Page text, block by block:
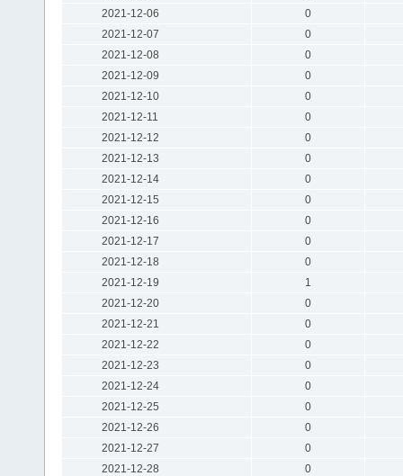
2021-12-06
0
2021-12-07
0
2021-12-08
0
2021-12-09
0
2021-12-10
0
2021-12-11
0
2021-12-12
0
2021-12-13
0
2021-12-14
0
2021-12-15
0
2021-12-16
0
2021-12-17
0
2021-12-18
0
2021-12-19
1
2021-12-20
0
2021-12-21
0
2021-12-22
0
2021-12-23
0
2021-12-24
0
2021-12-25
0
2021-12-26
0
2021-12-27
0
2021-12-28
0